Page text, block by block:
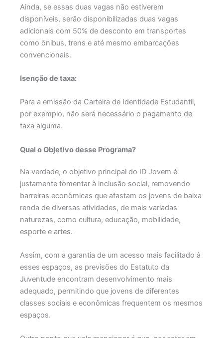
Ainda, se essas duas vagas não estiverem
disponíveis, serão disponibilizadas duas vagas
adicionais com 50% de desconto em transportes
como ônibus, trens e até mesmo embarcações
convencionais.
Isenção de taxa:
Para a emissão da Carteira de Identidade Estudantil,
por exemplo, não será necessário o pagamento de
taxa alguma.
Qual o Objetivo desse Programa?
Na verdade, o objetivo principal do ID Jovem é
justamente fomentar à inclusão social, removendo
barreiras econômicas que afastam os jovens de baixa
renda de diversas atividades, de mais variadas
naturezas, como cultura, educação, mobilidade,
esporte e artes.
Assim, com a garantia de um acesso mais facilitado à
esses espaços, as previsões do Estatuto da
Juventude encontram desenvolvimento mais
adequado, permitindo que jovens de diferentes
classes sociais e econômicas frequentem os mesmos
espaços.